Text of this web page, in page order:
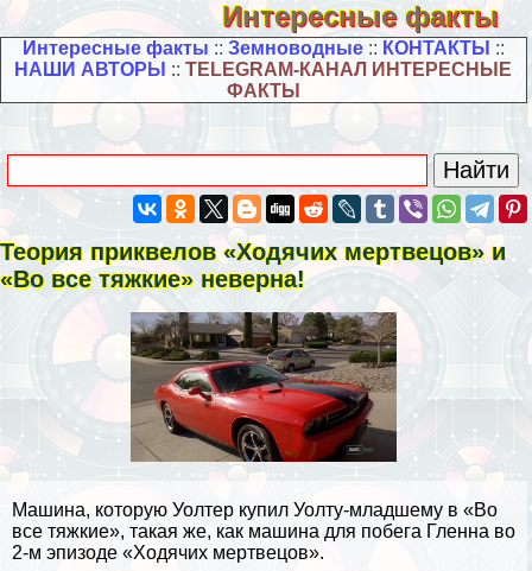
Интересные факты
Интересные факты :: Земноводные:: КОНТАКТЫ ::
НАШИ АВТОРЫ ::TELEGRAM-КАНАЛ ИНТЕРЕСНЫЕ
ФАКТЫ
Теория приквелов «Ходячих мертвецов» и
«Во все тяжкие» неверна!
Машина, которую Уолтер купил Уолту-младшему в «Во
все тяжкие», такая же, как машина для побега Гленна во
2-м эпизоде ​​«Ходячих мертвецов».